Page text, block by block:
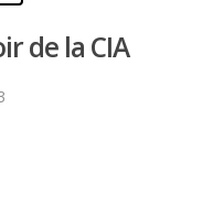
de la CIA